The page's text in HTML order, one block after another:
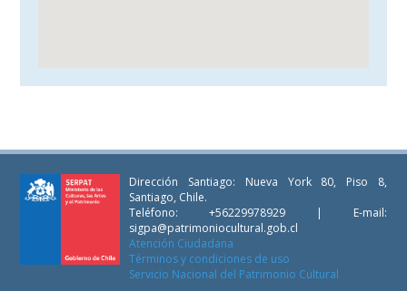
Dirección Santiago: Nueva York 80, Piso 8,
Santiago, Chile.
Teléfono: +56229978929 | E-mail:
sigpa@patrimoniocultural.gob.cl
Atención Ciudadana
Términos y condiciones de uso
Servicio Nacional del Patrimonio Cultural